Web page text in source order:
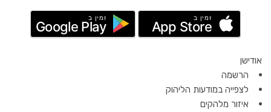
זמין ב
App Store
זמין ב
Google Play
אודישן
הרשמה
לצפייה במודעות הליהוק
איזור מלהקים